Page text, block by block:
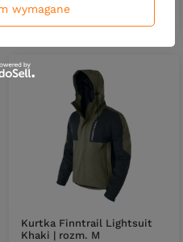
Ilość produktów
Kurtka Finntrail Lightsuit
Khaki | rozm. M
wymagane